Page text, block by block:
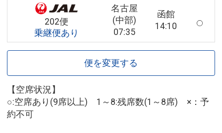
202便
乗継便あり
名古屋
(中部)
07:35
函館
14:10
便を変更する
【空席状況】
○:空席あり(9席以上) 1～8:残席数(1～8席) ×：予
約不可